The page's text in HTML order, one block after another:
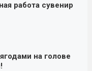
работа сувенир
на голове